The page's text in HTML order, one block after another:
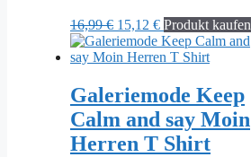
16,99€ Ursprünglicher
Preis
war:
15,12 €Aktueller
Preis
ist:
Produkt kaufen
Galeriemode Keep
Calm and say Moin
Herren T Shirt